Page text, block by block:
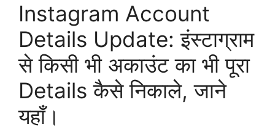
Instagram Account
Details Update: इंस्टाग्राम
से किसी भी अकाउंट का भी पूरा
Details कैसे निकाले, जाने
यहाँ।